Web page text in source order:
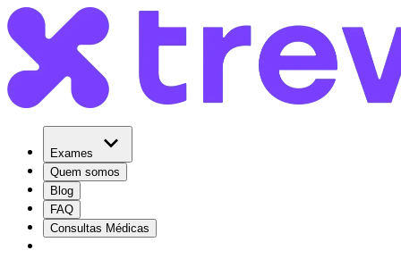
Exames
Quem somos
Blog
FAQ
Consultas Médicas